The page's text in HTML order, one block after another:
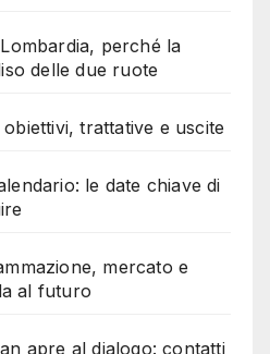
perché la
delle due ruote
trattative e uscite
le date chiave di
mercato e
al futuro
apre al dialogo: contatti